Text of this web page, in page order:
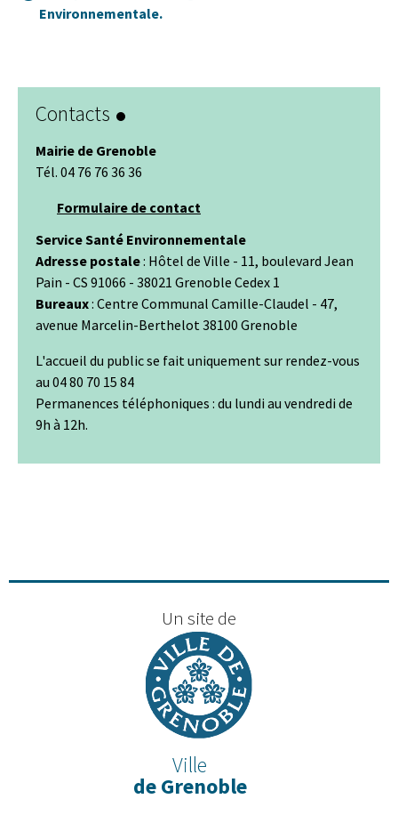
Environnementale.
Contacts
Mairie de Grenoble
Tél. 04 76 76 36 36
Formulaire de contact
Service Santé Environnementale
Adresse postale: Hôtel de Ville - 11, boulevard Jean
Pain - CS 91066 - 38021 Grenoble Cedex 1
Bureaux: Centre Communal Camille-Claudel - 47,
avenue Marcelin-Berthelot 38100 Grenoble
L'accueil du public se fait uniquement sur rendez-vous
au 04 80 70 15 84
Permanences téléphoniques : du lundi au vendredi de
9h à 12h.
Un site de
Ville
de Grenoble